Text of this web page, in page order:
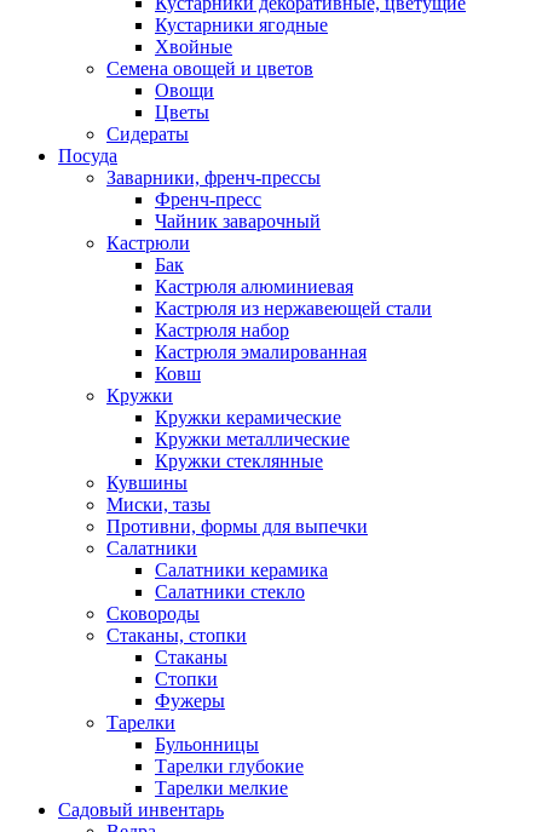
Кустарники ягодные
Хвойные
Семена овощей и цветов
Овощи
Цветы
Сидераты
Посуда
Заварники, френч-прессы
Френч-пресс
Чайник заварочный
Кастрюли
Бак
Кастрюля алюминиевая
Кастрюля из нержавеющей стали
Кастрюля набор
Кастрюля эмалированная
Ковш
Кружки
Кружки керамические
Кружки металлические
Кружки стеклянные
Кувшины
Миски, тазы
Противни, формы для выпечки
Салатники
Салатники керамика
Салатники стекло
Сковороды
Стаканы, стопки
Стаканы
Стопки
Фужеры
Тарелки
Бульонницы
Тарелки глубокие
Тарелки мелкие
Садовый инвентарь